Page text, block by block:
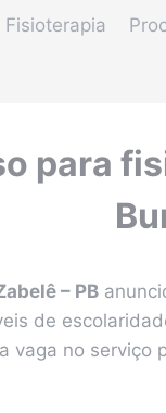
para
– PB
de
vaga no serviço